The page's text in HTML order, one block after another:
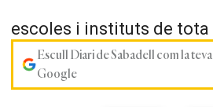
escoles i instituts de tota
Escull Diari de Sabadell com la
Google